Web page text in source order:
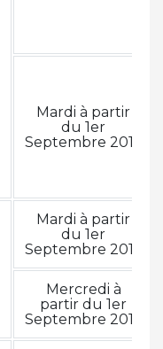
Mardi à partir
du 1er
Septembre 2015
Mardi à partir
du 1er
Septembre 2015
Mercredi à
partir du 1er
Septembre 2015